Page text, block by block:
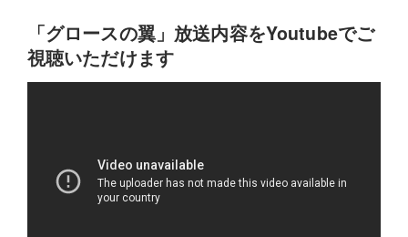
「グロースの翼」放送内容をYoutubeでご
視聴いただけます